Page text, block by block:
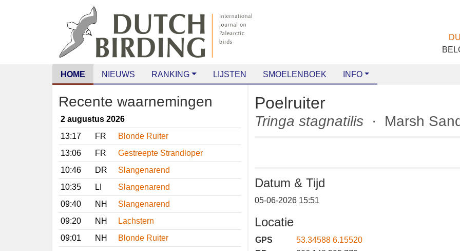
HOME NIEUWS RANKING LIJSTEN SMOELENBOEK INFO
Recente waarnemingen
2 augustus 2026
13:17
FR
Blonde Ruiter
13:06
FR
Gestreepte Strandloper
10:46
DR
Slangenarend
10:35
LI
Slangenarend
09:40
NH
Slangenarend
09:20
NH
Lachstern
09:01
NH
Blonde Ruiter
Poelruiter
Tringa stagnatilis · Marsh
Datum & Tijd
05-06-2026 15:51
Locatie
GPS
53.34588 6.15520